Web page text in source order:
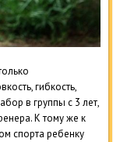
гибкость,
в группы с 3 лет,
К тому же к
спорта ребенку